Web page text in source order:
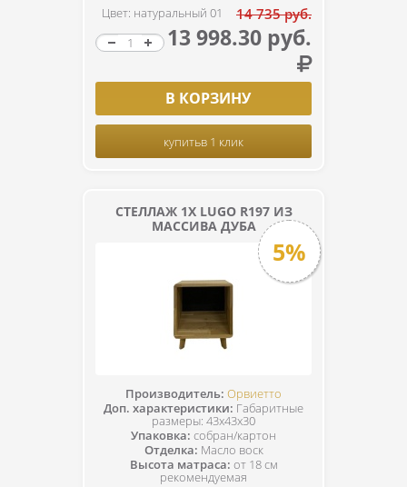
Цвет: натуральный 01 14 735 руб.
13 998.30 руб.
В КОРЗИНУ
купитьв 1 клик
СТЕЛЛАЖ 1Х LUGO R197 ИЗ
МАССИВА ДУБА
5%
Производитель: Орвиетто
Доп. характеристики: Габаритные
размеры: 43х43х30
Упаковка: собран/картон
Отделка: Масло воск
Высота матраса: от 18 см
рекомендуемая